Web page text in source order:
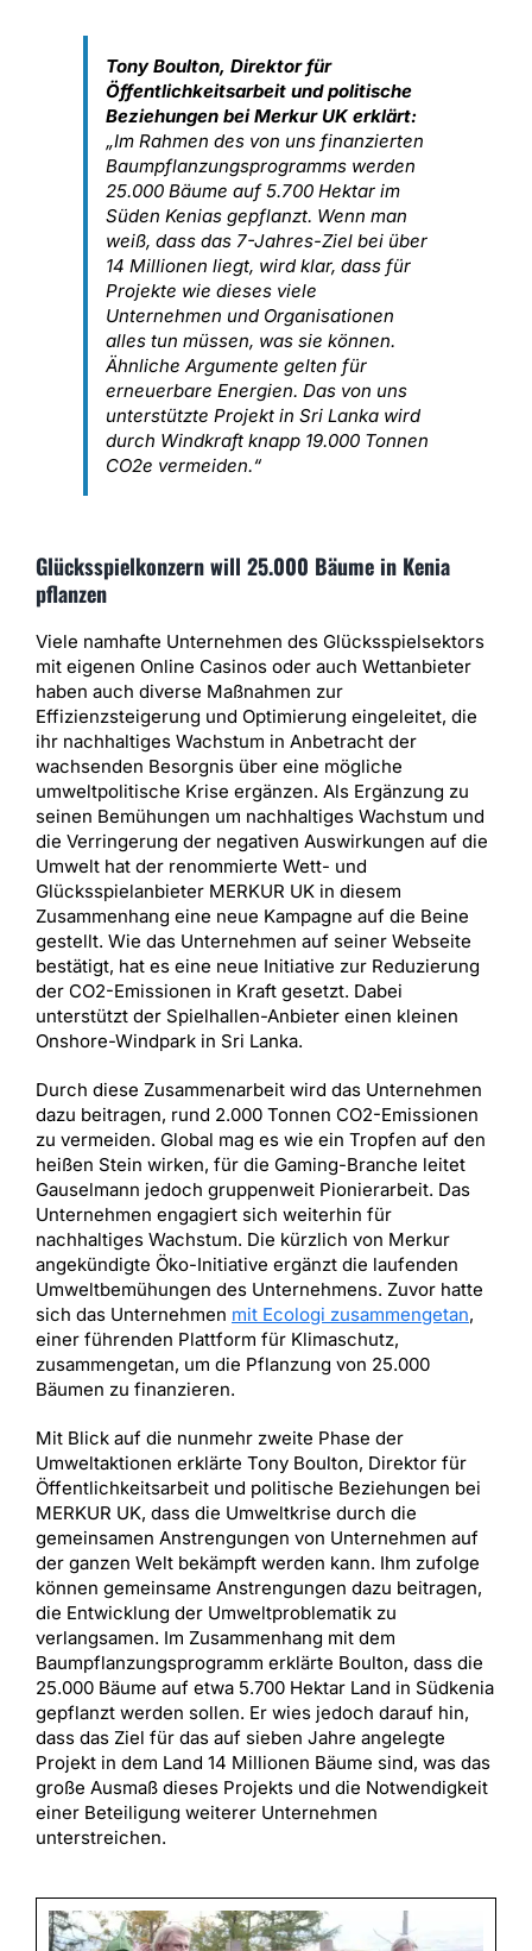
Tony Boulton, Direktor für
Öffentlichkeitsarbeit und politische
Beziehungen bei Merkur UK erklärt:
„Im Rahmen des von uns finanzierten
Baumpflanzungsprogramms werden
25.000 Bäume auf 5.700 Hektar im
Süden Kenias gepflanzt. Wenn man
weiß, dass das 7-Jahres-Ziel bei über
14 Millionen liegt, wird klar, dass für
Projekte wie dieses viele
Unternehmen und Organisationen
alles tun müssen, was sie können.
Ähnliche Argumente gelten für
erneuerbare Energien. Das von uns
unterstützte Projekt in Sri Lanka wird
durch Windkraft knapp 19.000 Tonnen
CO2e vermeiden.“
Glücksspielkonzern will 25.000 Bäume in Kenia
pflanzen
Viele namhafte Unternehmen des Glücksspielsektors
mit eigenen Online Casinos oder auch Wettanbieter
haben auch diverse Maßnahmen zur
Effizienzsteigerung und Optimierung eingeleitet, die
ihr nachhaltiges Wachstum in Anbetracht der
wachsenden Besorgnis über eine mögliche
umweltpolitische Krise ergänzen. Als Ergänzung zu
seinen Bemühungen um nachhaltiges Wachstum und
die Verringerung der negativen Auswirkungen auf die
Umwelt hat der renommierte Wett- und
Glücksspielanbieter MERKUR UK in diesem
Zusammenhang eine neue Kampagne auf die Beine
gestellt. Wie das Unternehmen auf seiner Webseite
bestätigt, hat es eine neue Initiative zur Reduzierung
der CO2-Emissionen in Kraft gesetzt. Dabei
unterstützt der Spielhallen-Anbieter einen kleinen
Onshore-Windpark in Sri Lanka.
Durch diese Zusammenarbeit wird das Unternehmen
dazu beitragen, rund 2.000 Tonnen CO2-Emissionen
zu vermeiden. Global mag es wie ein Tropfen auf den
heißen Stein wirken, für die Gaming-Branche leitet
Gauselmann jedoch gruppenweit Pionierarbeit. Das
Unternehmen engagiert sich weiterhin für
nachhaltiges Wachstum. Die kürzlich von Merkur
angekündigte Öko-Initiative ergänzt die laufenden
Umweltbemühungen des Unternehmens. Zuvor hatte
sich das Unternehmen mit Ecologi zusammengetan,
einer führenden Plattform für Klimaschutz,
zusammengetan, um die Pflanzung von 25.000
Bäumen zu finanzieren.
Mit Blick auf die nunmehr zweite Phase der
Umweltaktionen erklärte Tony Boulton, Direktor für
Öffentlichkeitsarbeit und politische Beziehungen bei
MERKUR UK, dass die Umweltkrise durch die
gemeinsamen Anstrengungen von Unternehmen auf
der ganzen Welt bekämpft werden kann. Ihm zufolge
können gemeinsame Anstrengungen dazu beitragen,
die Entwicklung der Umweltproblematik zu
verlangsamen. Im Zusammenhang mit dem
Baumpflanzungsprogramm erklärte Boulton, dass die
25.000 Bäume auf etwa 5.700 Hektar Land in Südkenia
gepflanzt werden sollen. Er wies jedoch darauf hin,
dass das Ziel für das auf sieben Jahre angelegte
Projekt in dem Land 14 Millionen Bäume sind, was das
große Ausmaß dieses Projekts und die Notwendigkeit
einer Beteiligung weiterer Unternehmen
unterstreichen.